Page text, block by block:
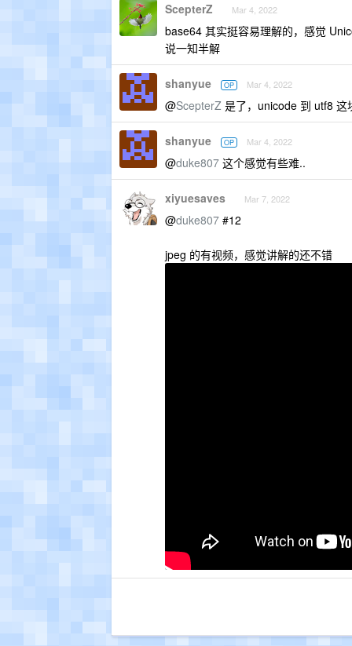
ScepterZ Mar 4, 2022
base64 其实挺容易理解的，感觉
说一知半解
shanyue OP Mar 4, 2022
@ScepterZ 是了，unicode 到 utf8
shanyue OP Mar 4, 2022
@duke807 这个感觉有些难..
xiyuesaves Mar 7, 2022
@duke807 #12
jpeg 的有视频，感觉讲解的还不错